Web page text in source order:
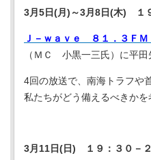
3月5日(月)～3月8日(木) １
Ｊ－ｗａｖｅ ８１．３Ｆ
（ＭＣ 小黒一三氏）に平田
4回の放送で、南海トラフや
私たちがどう備えるべきかを
3月11日(日) １９：３０－